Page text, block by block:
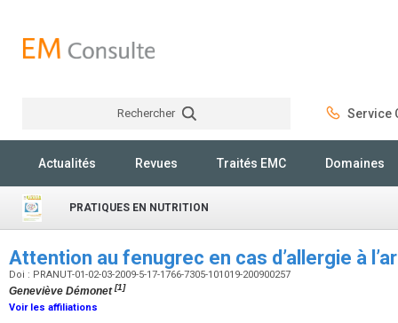
Rechercher Service
Actualités Revues Traités EMC Domaines
PRATIQUES EN NUTRITION
Attention au fenugrec en cas d’allergie à
Doi : PRANUT-01-02-03-2009-5-17-1766-7305-101019-200900257
Geneviève Démonet[1]
Voir les affiliations